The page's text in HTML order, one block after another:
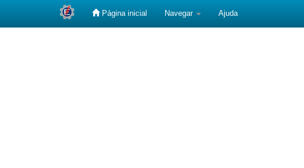
Página inicial Navegar Ajuda